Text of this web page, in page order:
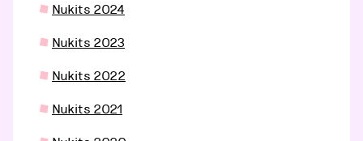
Nukits 2024
Nukits 2023
Nukits 2022
Nukits 2021